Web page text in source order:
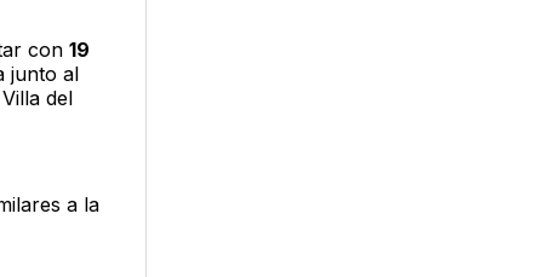
con 19
junto al
del
a la